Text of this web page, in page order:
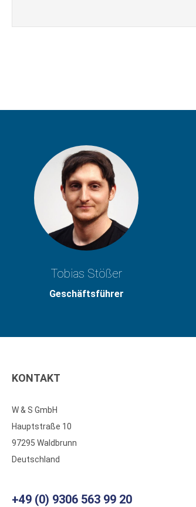
Tobias Stößer
Geschäftsführer
KONTAKT
W & S GmbH
Hauptstraße 10
97295 Waldbrunn
Deutschland
+49 (0) 9306 563 99 20